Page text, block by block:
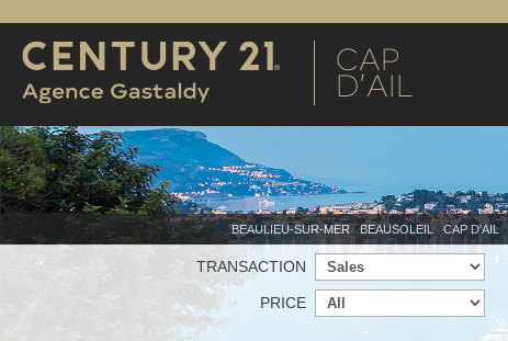
BEAULIEU-SUR-MER BEAUSOLEIL CAP D'AIL
TRANSACTION
PRICE